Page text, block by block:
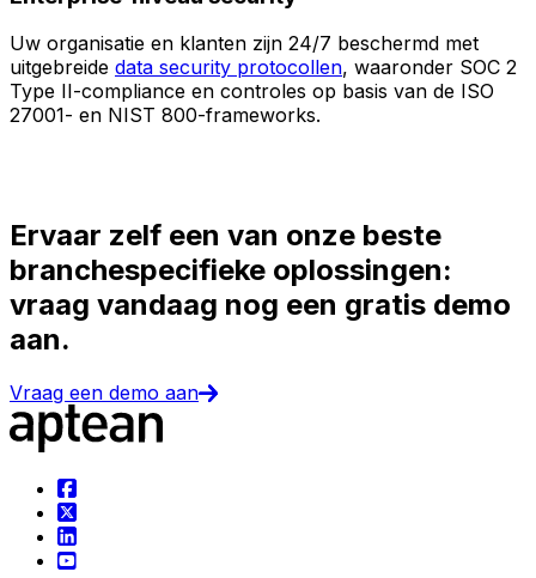
Uw organisatie en klanten zijn 24/7 beschermd met
uitgebreide data security protocollen, waaronder SOC 2
Type II-compliance en controles op basis van de ISO
27001- en NIST 800-frameworks.
Ervaar zelf een van onze beste
branchespecifieke oplossingen:
vraag vandaag nog een gratis demo
aan.
Vraag een demo aan